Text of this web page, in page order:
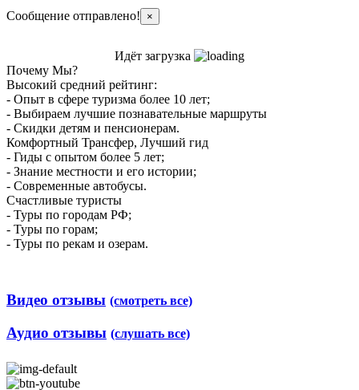
Сообщение отправлено! ×
Идёт загрузка
Почему Мы?
Высокий средний рейтинг:
- Опыт в сфере туризма более 10 лет;
- Выбираем лучшие познавательные маршруты
- Скидки детям и пенсионерам.
Комфортный Трансфер, Лучший гид
- Гиды с опытом более 5 лет;
- Знание местности и его истории;
- Современные автобусы.
Счастливые туристы
- Туры по городам РФ;
- Туры по горам;
- Туры по рекам и озерам.
Видео отзывы (смотреть все)
Аудио отзывы (слушать все)